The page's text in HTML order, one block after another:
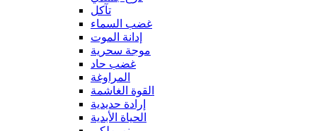
تآكل
غضب السماء
إدانة الموت
موجة سحرية
غضب حاد
المراوغة
القوة الغاشمة
إرادة حديدية
الحياة الأبدية